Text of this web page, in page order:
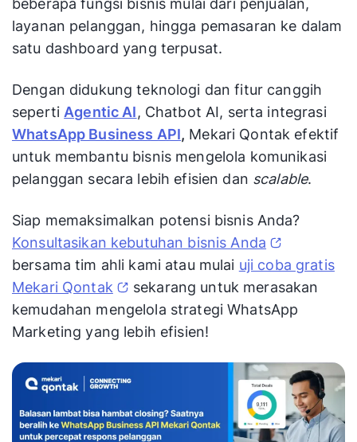
beberapa fungsi bisnis mulai dari penjualan,
layanan pelanggan, hingga pemasaran ke dalam
satu dashboard yang terpusat.
Dengan didukung teknologi dan fitur canggih
seperti Agentic AI, Chatbot AI, serta integrasi
WhatsApp Business API, Mekari Qontak efektif
untuk membantu bisnis mengelola komunikasi
pelanggan secara lebih efisien dan scalable.
Siap memaksimalkan potensi bisnis Anda?
Konsultasikan kebutuhan bisnis Anda
bersama tim ahli kami atau mulai uji coba gratis
Mekari Qontak
sekarang untuk merasakan
kemudahan mengelola strategi WhatsApp
Marketing yang lebih efisien!